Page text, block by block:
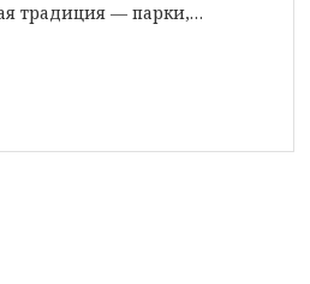
традиция — парки,…